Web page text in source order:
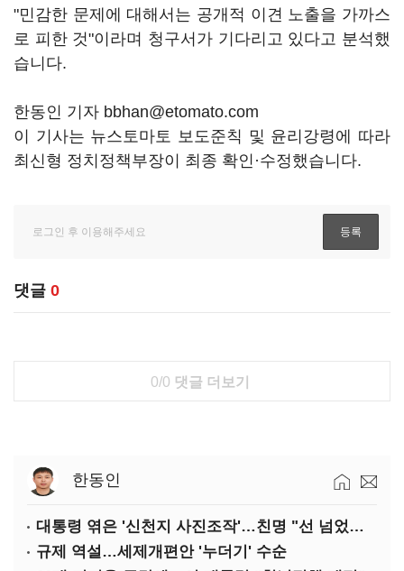
"민감한 문제에 대해서는 공개적 이견 노출을 가까스
로 피한 것"이라며 청구서가 기다리고 있다고 분석했
습니다.
한동인 기자 bbhan@etomato.com
이 기사는 뉴스토마토 보도준칙 및 윤리강령에 따라
최신형 정치정책부장이 최종 확인·수정했습니다.
댓글 0
0/0 댓글 더보기
한동인
대통령 엮은 '신천지 사진조작'…친명 "선 넘었다" 격앙
규제 역설…세제개편안 '누더기' 수순